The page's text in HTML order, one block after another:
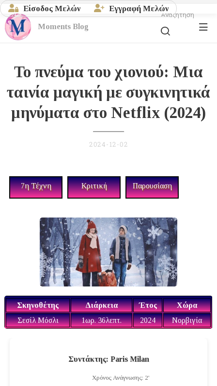
Είσοδος Μελών Εγγραφή Μελών
Moments Blog
Αναζήτηση
To πνεύμα του χιονιού: Μια
ταινία μαγική με συγκινητικά
μηνύματα στο Netflix (2024)
2024-12-02
7η Τέχνη Κριτική Παρουσίαση
Σκηνοθέτης Διάρκεια Έτος
Χώρα
Σεσίλ Μόσλι
1ωρ. 36λεπτ. 2024 Νορβιγία
Συντάκτης: Paris Milan
Χρόνος Ανάγνωσης: 2'